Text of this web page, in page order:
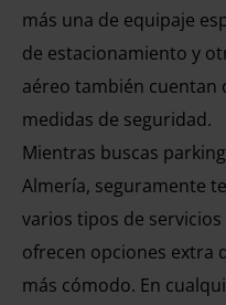
más una de equipaje
de estacionamiento y
aéreo también cuentan
medidas de seguridad.
Mientras buscas
Almería, seguramente
varios tipos de
ofrecen opciones extra
más cómodo. En